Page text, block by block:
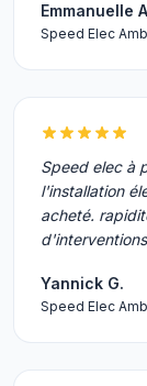
Emmanuelle
Speed Elec
Speed elec à
l'installation
acheté.
Yannick G.
Speed Elec